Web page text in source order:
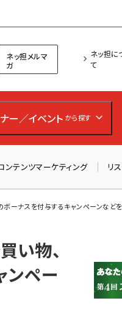
ネッ担メルマ
ガ
ネッ担に
て
ー／イベント から探す
ンテンツマーケティング リ
ボーナスを付与するキャンペーンなど
い物、
ンペー
「次の一手」とは？
が登壇のリアルECセ
会も実施】